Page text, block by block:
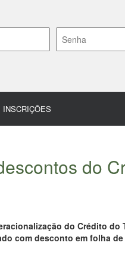
INSCRIÇÕES
do
do Crédito do
com desconto em folha